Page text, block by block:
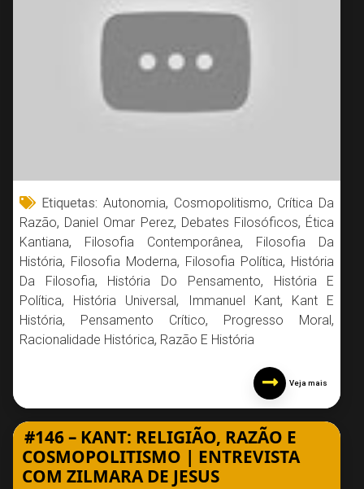
Etiquetas:Autonomia, Cosmopolitismo, Crítica Da
Razão, Daniel Omar Perez, Debates Filosóficos, Ética
Kantiana, Filosofia Contemporânea, Filosofia Da
História, Filosofia Moderna, Filosofia Política, História
Da Filosofia, História Do Pensamento,
História E
Política, História Universal, Immanuel Kant,
Kant E
História, Pensamento Crítico, Progresso Moral,
Racionalidade Histórica, Razão E História
Veja mais
#146 – KANT: RELIGIÃO, RAZÃO E
COSMOPOLITISMO | ENTREVISTA
COM ZILMARA DE JESUS